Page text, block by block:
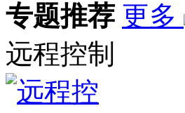
专题推荐 更多
远程控制